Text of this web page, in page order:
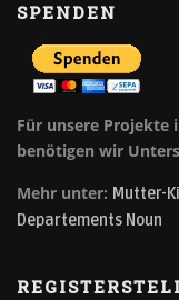
SPENDEN
Für unsere Projekte
benötigen wir
Mehr unter: Mutter-
Departements Noun